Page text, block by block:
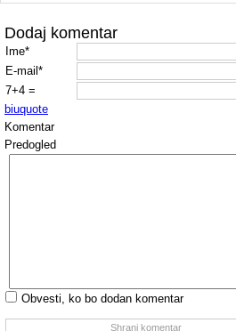
Dodaj komentar
Ime*
E-mail*
7+4 =
biuquote
Komentar
Predogled
Obvesti, ko bo dodan komentar